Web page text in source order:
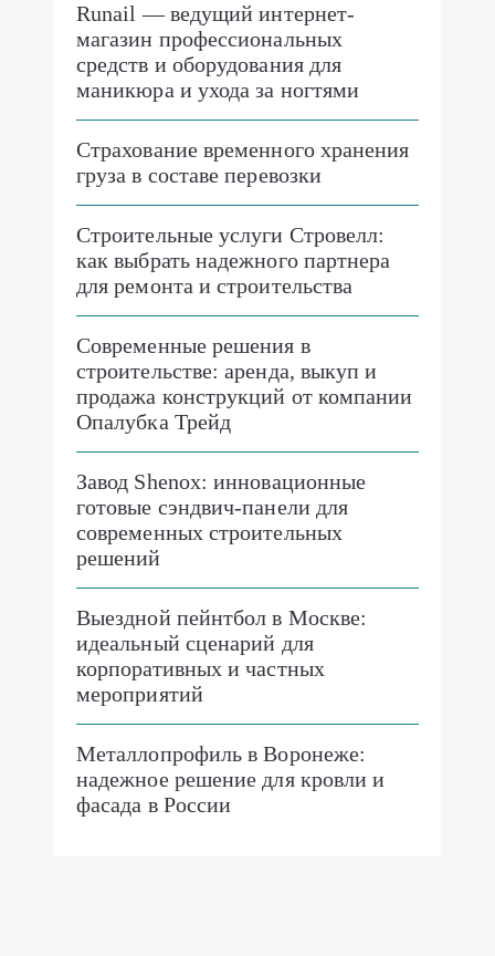
Runail — ведущий интернет-
магазин профессиональных
средств и оборудования для
маникюра и ухода за ногтями
Страхование временного хранения
груза в составе перевозки
Строительные услуги Стровелл:
как выбрать надежного партнера
для ремонта и строительства
Современные решения в
строительстве: аренда, выкуп и
продажа конструкций от компании
Опалубка Трейд
Завод Shenox: инновационные
готовые сэндвич-панели для
современных строительных
решений
Выездной пейнтбол в Москве:
идеальный сценарий для
корпоративных и частных
мероприятий
Металлопрофиль в Воронеже:
надежное решение для кровли и
фасада в России